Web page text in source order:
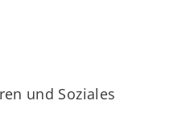
und Soziales